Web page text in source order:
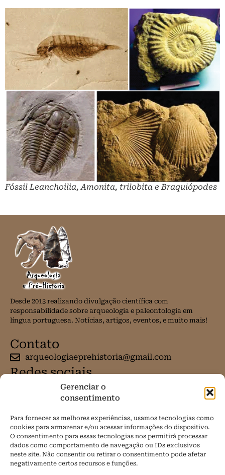
Gerenciar o
consentimento
Para fornecer as melhores experiências, usamos tecnologias como
cookies para armazenar e/ou acessar informações do dispositivo.
O consentimento para essas tecnologias nos permitirá processar
dados como comportamento de navegação ou IDs exclusivos
neste site. Não consentir ou retirar o consentimento pode afetar
negativamente certos recursos e funções.
Fóssil Leanchoilia, Amonita, trilobita e Braquiópodes
Desde 2013 realizando divulgação científica com
responsabilidade sobre arqueologia e paleontologia em
língua portuguesa. Notícias, artigos, eventos, e muito mais!
Contato
arqueologiaeprehistoria@gmail.com
Redes sociais